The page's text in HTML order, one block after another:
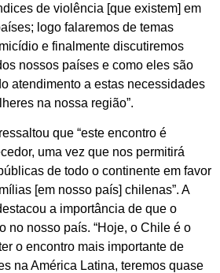
de violência [que existem] em
logo falaremos de temas
e finalmente discutiremos
nossos países e como eles são
atendimento a estas necessidades
na nossa região”.
que “este encontro é
uma vez que nos permitirá
de todo o continente em favor
[em nosso país] chilenas”. A
a importância de que o
no nosso país. “Hoje, o Chile é o
o encontro mais importante de
na América Latina, teremos quase